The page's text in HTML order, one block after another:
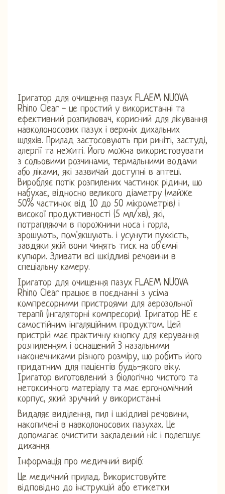
Іригатор для очищення пазух FLAEM NUOVA
Rhino Clear - це простий у використанні та
ефективний розпилювач, корисний для лікування
навколоносових пазух і верхніх дихальних
шляхів. Прилад застосовують при риніті, застуді,
алергії та нежиті. Його можна використовувати
з сольовими розчинами, термальними водами
або ліками, які зазвичай доступні в аптеці.
Виробляє потік розпилених частинок рідини, що
набухає, відносно великого діаметру (майже
50% частинок від 10 до 50 мікрометрів) і
високої продуктивності (5 мл/хв), які,
потрапляючи в порожнини носа і горла,
зрошують, пом'якшують. і усунути пухкість,
завдяки якій вони чинять тиск на об'ємні
купюри. Зливати всі шкідливі речовини в
спеціальну камеру.
Іригатор для очищення пазух FLAEM NUOVA
Rhino Clear працює в поєднанні з усіма
компресорними пристроями для аерозольної
терапії (інгаляторні компресори). Іригатор НЕ є
самостійним інгаляційним продуктом. Цей
пристрій має практичну кнопку для керування
розпиленням і оснащений 3 назальними
наконечниками різного розміру, що робить його
придатним для пацієнтів будь-якого віку.
Іригатор виготовлений з біологічно чистого та
нетоксичного матеріалу та має ергономічний
корпус, який зручний у використанні.
Видаляє виділення, пил і шкідливі речовини,
накопичені в навколоносових пазухах. Це
допомагає очистити закладений ніс і полегшує
дихання.
Інформація про медичний виріб:
Це медичний прилад. Використовуйте
відповідно до інструкцій або етикетки